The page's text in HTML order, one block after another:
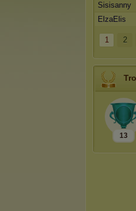
Sisisanny
ElzaElis
1 2
13